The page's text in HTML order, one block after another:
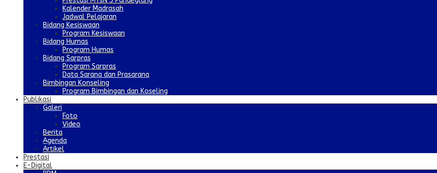
Kalender Madrasah
Jadwal Pelajaran
Bidang Kesiswaan
Program Kesiswaan
Bidang Humas
Program Humas
Bidang Sarpras
Program Sarpras
Data Sarana dan Prasarana
Bimbingan Konseling
Program Bimbingan dan Koseling
Publikasi
Galeri
Foto
Video
Berita
Agenda
Artikel
Prestasi
E-Digital